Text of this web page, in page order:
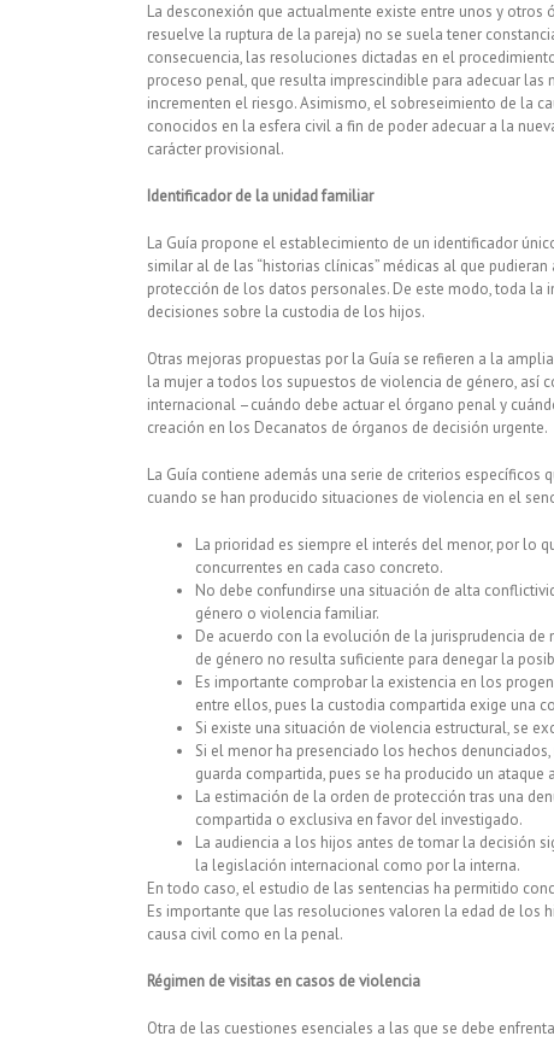
La desconexión que actualmente existe entre unos y otros
resuelve la ruptura de la pareja) no se suela tener
consecuencia, las resoluciones dictadas en el
proceso penal, que resulta imprescindible para adecuar
incrementen el riesgo. Asimismo, el sobreseimiento de la
conocidos en la esfera civil a fin de poder adecuar a la
carácter provisional.
Identificador de la unidad familiar
La Guía propone el establecimiento de un identificador
similar al de las “historias clínicas” médicas al que
protección de los datos personales. De este modo, toda
decisiones sobre la custodia de los hijos.
Otras mejoras propuestas por la Guía se refieren a la
la mujer a todos los supuestos de violencia de género,
internacional –cuándo debe actuar el órgano penal y
creación en los Decanatos de órganos de decisión urgente.
La Guía contiene además una serie de criterios específicos
cuando se han producido situaciones de violencia en el
La prioridad es siempre el interés del menor, por lo
concurrentes en cada caso concreto.
No debe confundirse una situación de alta
género o violencia familiar.
De acuerdo con la evolución de la jurisprudencia
de género no resulta suficiente para denegar la
Es importante comprobar la existencia en los
entre ellos, pues la custodia compartida exige una
Si existe una situación de violencia estructural, se
Si el menor ha presenciado los hechos
guarda compartida, pues se ha producido un
La estimación de la orden de protección tras una
compartida o exclusiva en favor del investigado.
La audiencia a los hijos antes de tomar la decisión
la legislación internacional como por la interna.
En todo caso, el estudio de las sentencias ha permitido
Es importante que las resoluciones valoren la edad de los
causa civil como en la penal.
Régimen de visitas en casos de violencia
Otra de las cuestiones esenciales a las que se debe